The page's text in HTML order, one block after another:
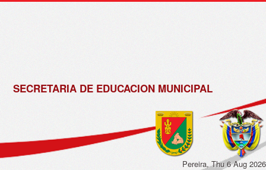
SECRETARIA DE EDUCACION MUNICIPAL
Pereira, Thu 6 Aug 2026
de